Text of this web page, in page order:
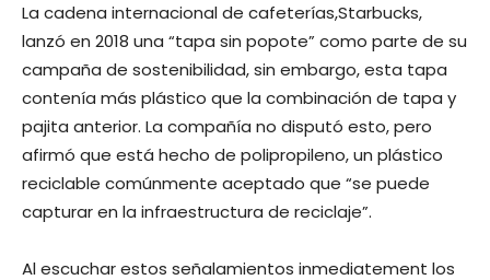
La cadena internacional de cafeterías,Starbucks,
lanzó en 2018 una “tapa sin popote” como parte de su
campaña de sostenibilidad, sin embargo, esta tapa
contenía más plástico que la combinación de tapa y
pajita anterior. La compañía no disputó esto, pero
afirmó que está hecho de polipropileno, un plástico
reciclable comúnmente aceptado que “se puede
capturar en la infraestructura de reciclaje”.
Al escuchar estos señalamientos inmediatement los